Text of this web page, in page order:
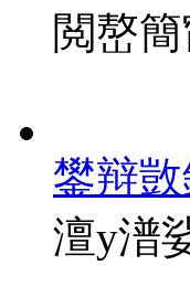
閲嶅
鐢辩
澶у潽